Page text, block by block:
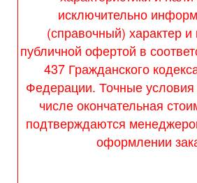
исключительно
(справочный) характер и
публичной офертой в
437 Гражданского
Федерации. Точные
числе окончательная
подтверждаются
оформлении